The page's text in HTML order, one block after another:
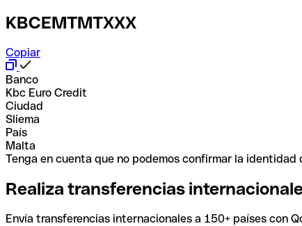
KBCEMTMTXXX
Copiar
Banco
Kbc Euro Credit
Ciudad
Sliema
País
Malta
Tenga en cuenta que no podemos confirmar la
Realiza transferencias
Envía transferencias internacionales a 150+ países con